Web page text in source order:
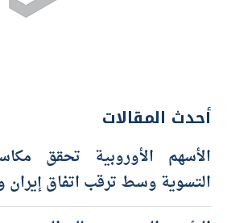
أحدث المقالات
الأسهم الأوروبية تحقق
التسوية وسط ترقب اتفاق إيران